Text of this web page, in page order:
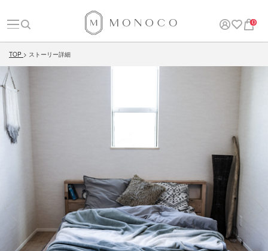
0
TOP ストーリー詳細